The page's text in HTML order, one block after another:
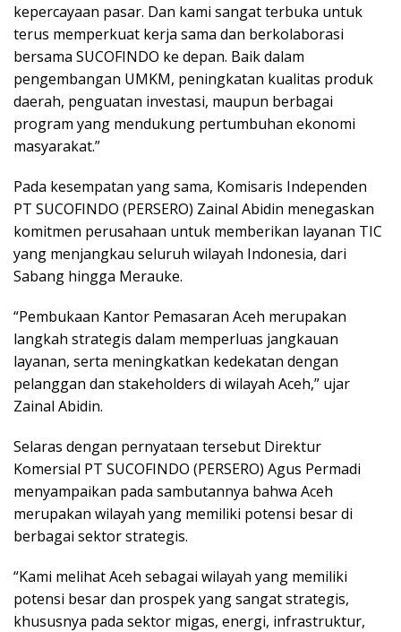
kepercayaan pasar. Dan kami sangat terbuka untuk
terus memperkuat kerja sama dan berkolaborasi
bersama SUCOFINDO ke depan. Baik dalam
pengembangan UMKM, peningkatan kualitas produk
daerah, penguatan investasi, maupun berbagai
program yang mendukung pertumbuhan ekonomi
masyarakat.”
Pada kesempatan yang sama, Komisaris Independen
PT SUCOFINDO (PERSERO) Zainal Abidin menegaskan
komitmen perusahaan untuk memberikan layanan TIC
yang menjangkau seluruh wilayah Indonesia, dari
Sabang hingga Merauke.
“Pembukaan Kantor Pemasaran Aceh merupakan
langkah strategis dalam memperluas jangkauan
layanan, serta meningkatkan kedekatan dengan
pelanggan dan stakeholders di wilayah Aceh,” ujar
Zainal Abidin.
Selaras dengan pernyataan tersebut Direktur
Komersial PT SUCOFINDO (PERSERO) Agus Permadi
menyampaikan pada sambutannya bahwa Aceh
merupakan wilayah yang memiliki potensi besar di
berbagai sektor strategis.
“Kami melihat Aceh sebagai wilayah yang memiliki
potensi besar dan prospek yang sangat strategis,
khususnya pada sektor migas, energi, infrastruktur,